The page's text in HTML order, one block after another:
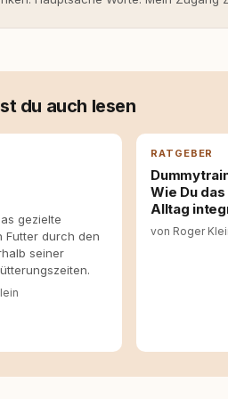
- erlebt habe, wie
die Social-Media-Kanäle. Mein Blick
verständlich, fundiert und für
nicht ausreichen. Gute
zum Hinterfragen
du auch lesen
gezielte
Futter durch den
seiner
RATGEBER
Wie Du
Alltag
von Roger